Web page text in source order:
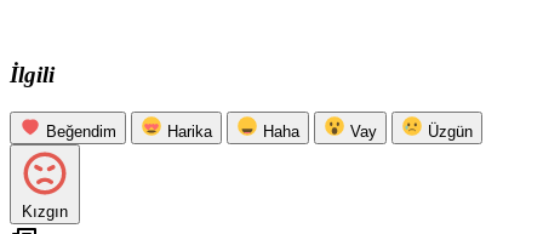
İlgili
Beğendim Harika Haha Vay Üzgün
Kızgın